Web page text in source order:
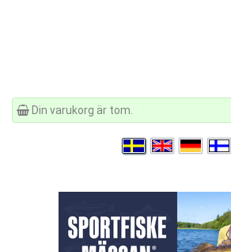
Din varukorg är tom.